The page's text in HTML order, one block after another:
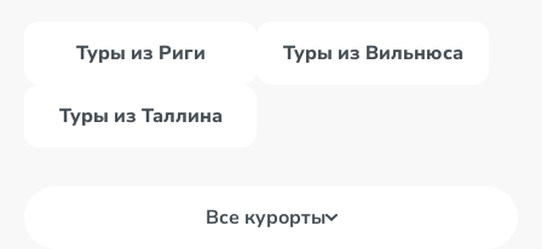
Туры из Риги Туры из Вильнюса
Туры из Таллина
Все курорты